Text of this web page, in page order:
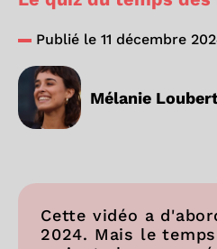
Publié le 11 décembre
Mélanie
Cette vidéo a
2024. Mais le